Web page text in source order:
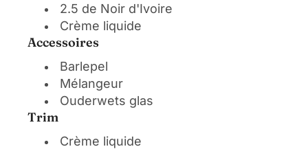
2.5 de Noir d'Ivoire
Crème liquide
Accessoires
Barlepel
Mélangeur
Ouderwets glas
Trim
Crème liquide